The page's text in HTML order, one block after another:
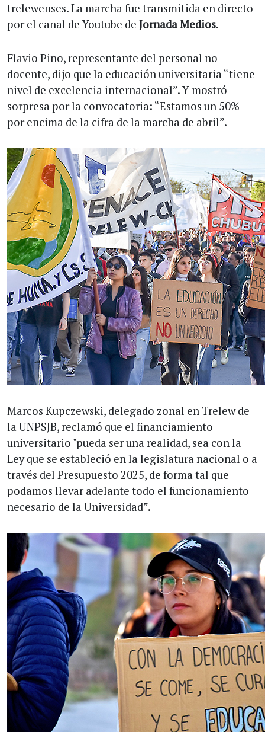
trelewenses. La marcha fue transmitida en directo
por el canal de Youtube de Jornada Medios.
Flavio Pino, representante del personal no
docente, dijo que la educación universitaria “tiene
nivel de excelencia internacional”. Y mostró
sorpresa por la convocatoria: “Estamos un 50%
por encima de la cifra de la marcha de abril”.
Marcos Kupczewski, delegado zonal en Trelew de
la UNPSJB, reclamó que el financiamiento
universitario "pueda ser una realidad, sea con la
Ley que se estableció en la legislatura nacional o a
través del Presupuesto 2025, de forma tal que
podamos llevar adelante todo el funcionamiento
necesario de la Universidad”.